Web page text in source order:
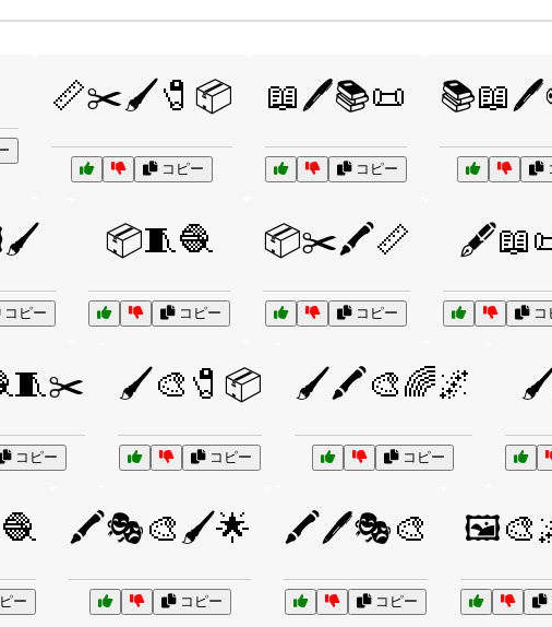
📏✂️🖌️🧷📦
コピー
📖🖊️📚📜
コピー
コピー
📦🧵🧶
コピー
📦✂️🖍️📏
コピー コ
コピー
🖌️🎨🧷📦
コピー
🖌️🖍️🎨🌈🌌
コピー
ー
🖍️🎭🎨🖌️🌟
コピー
🖍️🖊️🎭🎨
コピー